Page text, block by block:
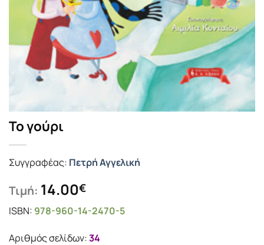
Το γούρι
Συγγραφέας: Πετρή Αγγελική
Τιμή: 14.00€
ISBN: 978-960-14-2470-5
Αριθμός σελίδων:34